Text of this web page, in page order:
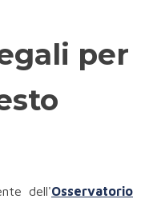
per
dell'Osservatorio